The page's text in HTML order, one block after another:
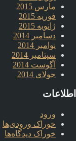
مارس 2015
فوریه 2015
ژانویه 2015
دسامبر 2014
نوامبر 2014
سپتامبر 2014
آگوست 2014
جولای 2014
اطلاعات
ورود
خوراک ورودی‌ها
خوراک دیدگاه‌ها